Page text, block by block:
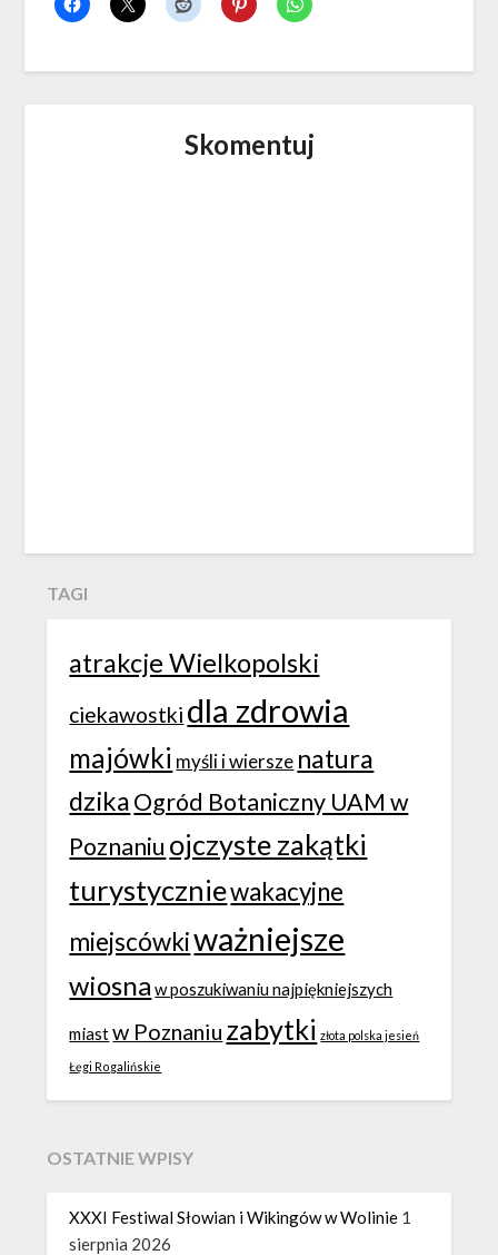
Skomentuj
TAGI
atrakcje Wielkopolski
ciekawostki dla zdrowia
majówki myśli i wiersze natura
dzikaOgród Botaniczny UAM w
Poznaniu ojczyste zakątki
turystyczniewakacyjne
miejscówkiważniejsze
wiosna w poszukiwaniu najpiękniejszych
miastw Poznaniu zabytki złota polska jesień
Łęgi Rogalińskie
OSTATNIE WPISY
XXXI Festiwal Słowian i Wikingów w Wolinie 1
sierpnia 2026